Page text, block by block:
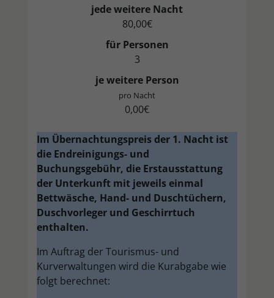
jede weitere Nacht
80,00€
für Personen
3
je weitere Person
pro Nacht
0,00€
Im Übernachtungspreis der 1. Nacht ist
die Endreinigungs- und
Buchungsgebühr, die Erstausstattung
der Unterkunft mit jeweils einmal
Bettwäsche, Hand- und Duschtüchern,
Duschvorleger und Geschirrtuch
enthalten.
Im Auftrag der Tourismus- und
Kurverwaltungen wird die Kurabgabe wie
folgt berechnet: